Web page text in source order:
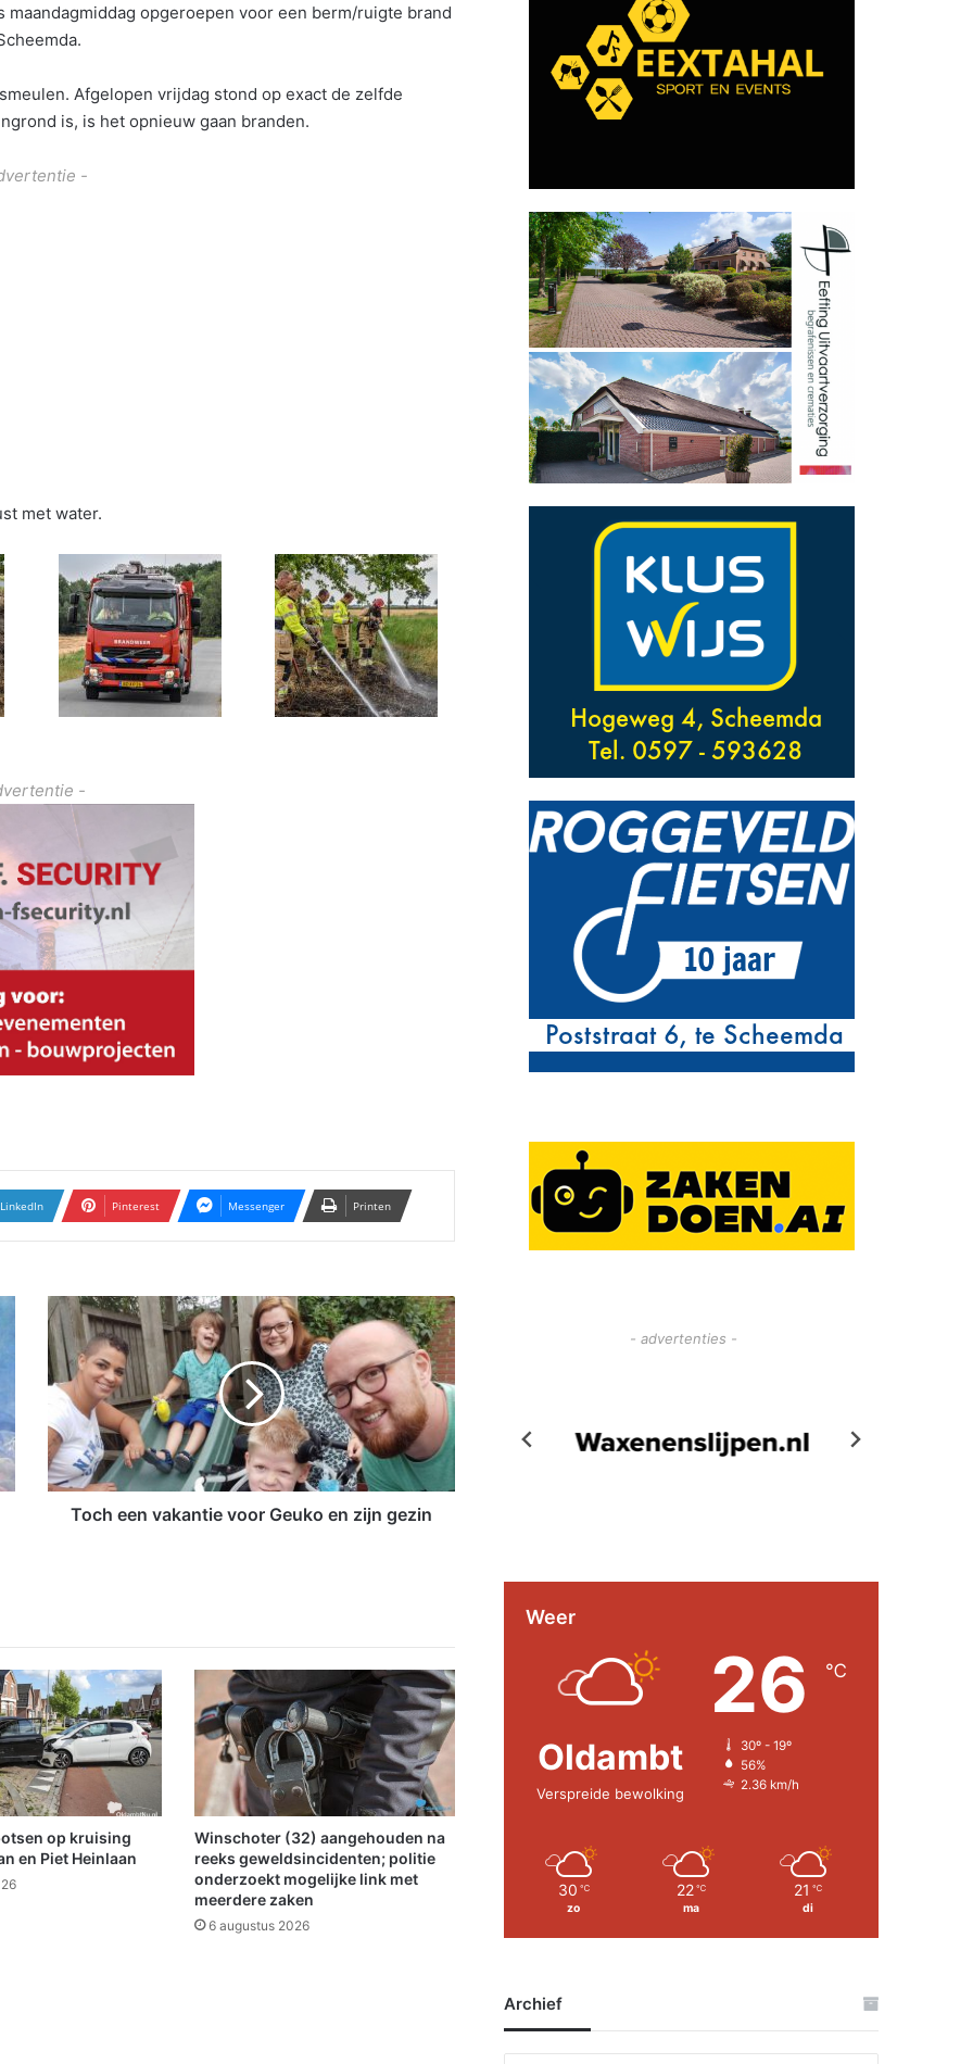
opgeroepen voor een berm/ruigte brand
Afgelopen vrijdag stond op exact de zelfde
is, is het opnieuw gaan branden.
-
met water.
-
LinkedIn Pinterest Messenger Printen
T
o
c
h
e
n
v
a
v
o
o
r
G
e
u
k
o
e
Toch een vakantie voor Geuko en zijn gezin
op kruising
en Piet Heinlaan
Winschoter (32) aangehouden na
reeks geweldsincidenten; politie
onderzoekt mogelijke link met
meerdere zaken
6 augustus 2026
- advertenties -
Weer
Oldambt
Verspreide bewolking
26 ℃
30º - 19º
56%
2.36 km/h
30 ℃
zo
22 ℃
ma
21 ℃
di
Archief